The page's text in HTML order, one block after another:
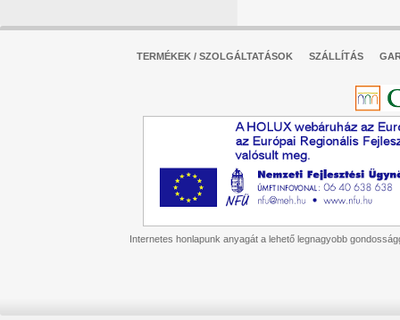
TERMÉKEK / SZOLGÁLTATÁSOK SZÁLLÍTÁS
Internetes honlapunk anyagát a lehető legnagyobb